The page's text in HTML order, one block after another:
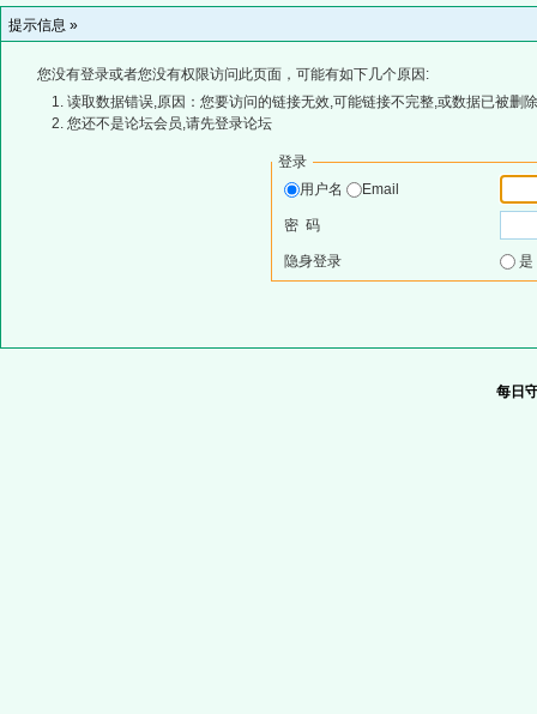
提示信息 »
您没有登录或者您没有权限访问此页面，可能有如下几个原因:
读取数据错误,原因：您要访问的链接无效,可能链接不完整,或数据已被删
您还不是论坛会员,请先登录论坛
登录
用户名
Email
密 码
隐身登录
每日